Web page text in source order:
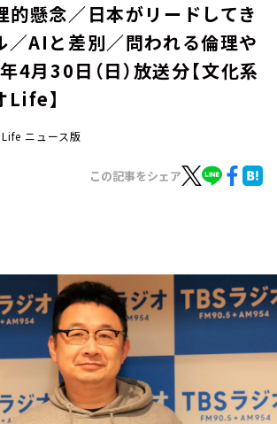
表
的懸念／日本がリードしてき
／AIと差別／問われる倫理や
月30日（日）放送分【文化系
Life】
ニュース版
この記事をシェア